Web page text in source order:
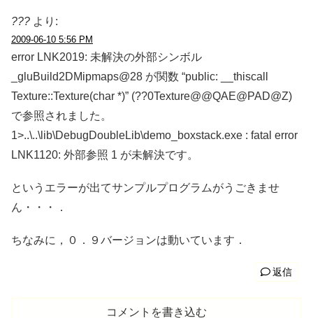
??? より:
2009-06-10 5:56 PM
error LNK2019: 未解決の外部シンボル
_gluBuild2DMipmaps@28 が関数 “public: __thiscall
Texture::Texture(char *)” (??0Texture@@QAE@PAD@Z)
で参照されました。
1>..\..\lib\DebugDoubleLib\demo_boxstack.exe : fatal error
LNK1120: 外部参照 1 が未解決です。
というエラーが出てサンプルプログラムがうごきませ
ん・・・．
ちなみに，０．９バージョンは動いています．
返信
コメントを書き込む